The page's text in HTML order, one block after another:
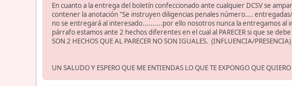
En cuanto a la entrega del boletín confeccionado ante cualquier DCSV se
contener la anotación "Se instruyen diligencias penales número....
no se entregará al interesado..........por ello nosotros nunca la entregamos
párrafo estamos ante 2 hechos diferentes en el cual al PARECER si que se
SON 2 HECHOS QUE AL PARECER NO SON IGUALES. (INFLUENCIA/PRESENCIA)
UN SALUDO Y ESPERO QUE ME ENTIENDAS LO QUE TE EXPONGO QUE